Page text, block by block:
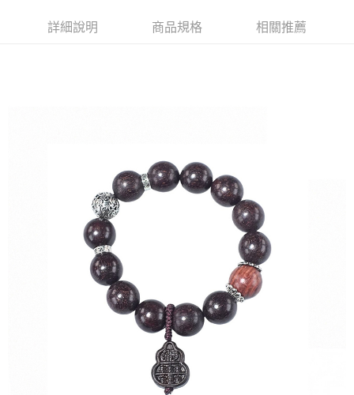
每筆NT$120，滿NT$1,500(含以上)免運費
詳細說明 商品規格 相關推薦